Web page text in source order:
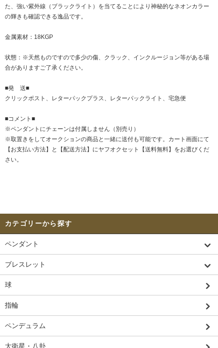
た、強い紫外線（ブラックライト）を当てることにより神秘的なネオンカラー
の輝きも確認できる逸品です。
金属素材：18KGP
状態：※天然ものですので多少の傷、クラック、インクルージョン等がある場
合がありますご了承ください。
■発 送■
クリックポスト、レターパックプラス、レターパックライト、宅急便
■コメント■
※ペンダントにチェーンは付属しません（別売り）
※取置きをしてオークションの商品と一緒に送付も可能です。カート画面にて
【お支払い方法】と【配送方法】にヤフオクセット【送料無料】をお選びくだ
さい。
カテゴリーから探す
ペンダント
ブレスレット
球
指輪
ペンデュラム
大衛星・八卦